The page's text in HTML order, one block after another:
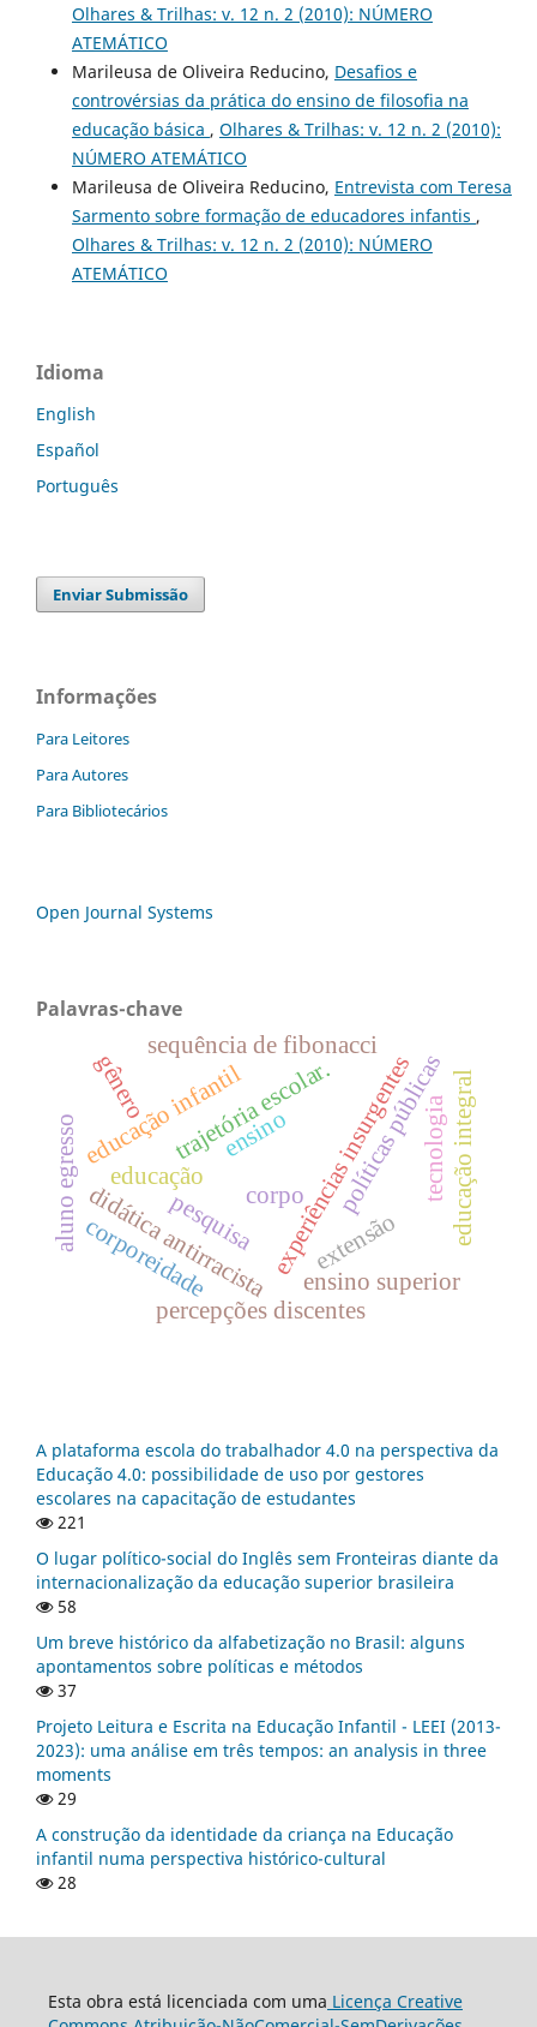
Olhares & Trilhas: v. 12 n. 2 (2010): NÚMERO
ATEMÁTICO
Marileusa de Oliveira Reducino, Desafios e
controvérsias da prática do ensino de filosofia na
educação básica , Olhares & Trilhas: v. 12 n. 2 (2010):
NÚMERO ATEMÁTICO
Marileusa de Oliveira Reducino, Entrevista com Teresa
Sarmento sobre formação de educadores infantis ,
Olhares & Trilhas: v. 12 n. 2 (2010): NÚMERO
ATEMÁTICO
Idioma
English
Español
Português
Enviar Submissão
Informações
Para Leitores
Para Autores
Para Bibliotecários
Open Journal Systems
Palavras-chave
educação
corpo
ensino
pesquisa extensão
didática antirracistaexperiências insurgentes
educação infantil educação integral
percepções discentes
políticas públicas
trajetória escolar.
ensino superior
aluno egresso
gênero
corporeidade
tecnologia
sequência de fibonacci
A plataforma escola do trabalhador 4.0 na perspectiva da
Educação 4.0: possibilidade de uso por gestores
escolares na capacitação de estudantes
221
O lugar político-social do Inglês sem Fronteiras diante da
internacionalização da educação superior brasileira
58
Um breve histórico da alfabetização no Brasil: alguns
apontamentos sobre políticas e métodos
37
Projeto Leitura e Escrita na Educação Infantil - LEEI (2013-
2023): uma análise em três tempos: an analysis in three
moments
29
A construção da identidade da criança na Educação
infantil numa perspectiva histórico-cultural
28
Esta obra está licenciada com uma Licença Creative